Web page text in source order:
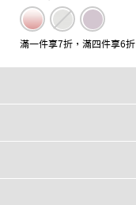
滿一件享7折，滿四件享6折